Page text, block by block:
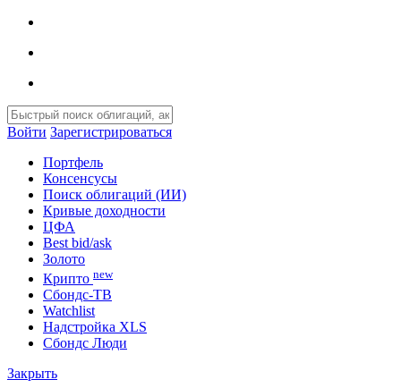
Войти Зарегистрироваться
Портфель
Консенсусы
Поиск облигаций (ИИ)
Кривые доходности
ЦФА
Best bid/ask
Золото
Крипто new
Сбондс-ТВ
Watchlist
Надстройка XLS
Сбондс Люди
Закрыть